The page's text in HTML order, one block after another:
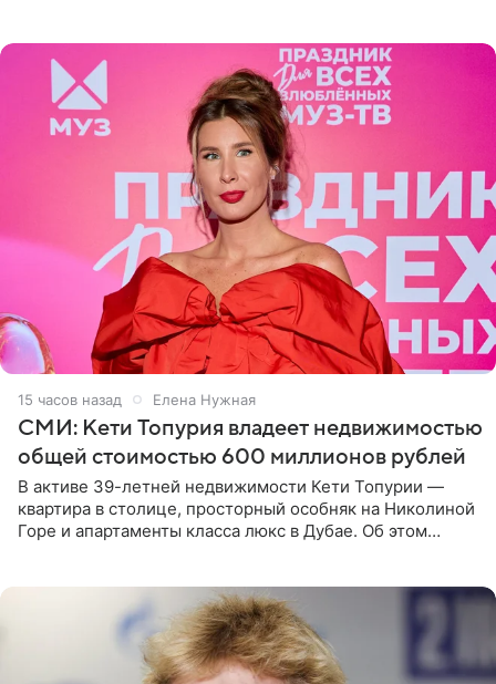
15 часов назад Елена Нужная
СМИ: Кети Топурия владеет недвижимостью
общей стоимостью 600 миллионов рублей
В активе 39-летней недвижимости Кети Топурии —
квартира в столице, просторный особняк на Николиной
Горе и апартаменты класса люкс в Дубае. Об этом